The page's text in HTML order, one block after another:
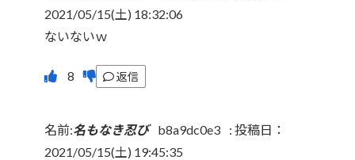
2021/05/15(土) 18:32:06
ないないｗ
返信
名前:名もなき忍び b8a9dc0e3 : 投稿日：
2021/05/15(土) 19:45:35